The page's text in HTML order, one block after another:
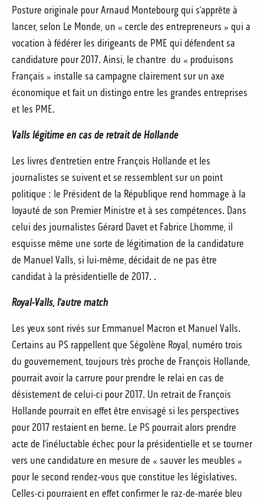
Posture originale pour Arnaud Montebourg qui s’apprête à
lancer, selon Le Monde, un « cercle des entrepreneurs » qui a
vocation à fédérer les dirigeants de PME qui défendent sa
candidature pour 2017. Ainsi, le chantre du « produisons
Français » installe sa campagne clairement sur un axe
économique et fait un distingo entre les grandes entreprises
et les PME.
Valls légitime en cas de retrait de Hollande
Les livres d’entretien entre François Hollande et les
journalistes se suivent et se ressemblent sur un point
politique : le Président de la République rend hommage à la
loyauté de son Premier Ministre et à ses compétences. Dans
celui des journalistes Gérard Davet et Fabrice Lhomme, il
esquisse même une sorte de légitimation de la candidature
de Manuel Valls, si lui-même, décidait de ne pas être
candidat à la présidentielle de 2017. .
Royal-Valls, l’autre match
Les yeux sont rivés sur Emmanuel Macron et Manuel Valls.
Certains au PS rappellent que Ségolène Royal, numéro trois
du gouvernement, toujours très proche de François Hollande,
pourrait avoir la carrure pour prendre le relai en cas de
désistement de celui-ci pour 2017. Un retrait de François
Hollande pourrait en effet être envisagé si les perspectives
pour 2017 restaient en berne. Le PS pourrait alors prendre
acte de l’inéluctable échec pour la présidentielle et se tourner
vers une candidature en mesure de « sauver les meubles »
pour le second rendez-vous que constitue les législatives.
Celles-ci pourraient en effet confirmer le raz-de-marée bleu